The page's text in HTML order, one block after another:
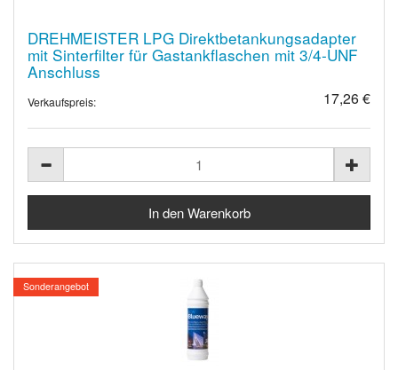
DREHMEISTER LPG Direktbetankungsadapter
mit Sinterfilter für Gastankflaschen mit 3/4-UNF
Anschluss
Verkaufspreis: 17,26 €
Sonderangebot